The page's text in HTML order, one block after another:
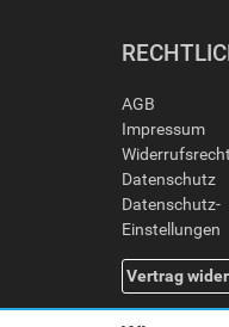
AGB
Impressum
Widerrufsrecht
Datenschutz
Datenschutz-
Einstellungen
Vertrag